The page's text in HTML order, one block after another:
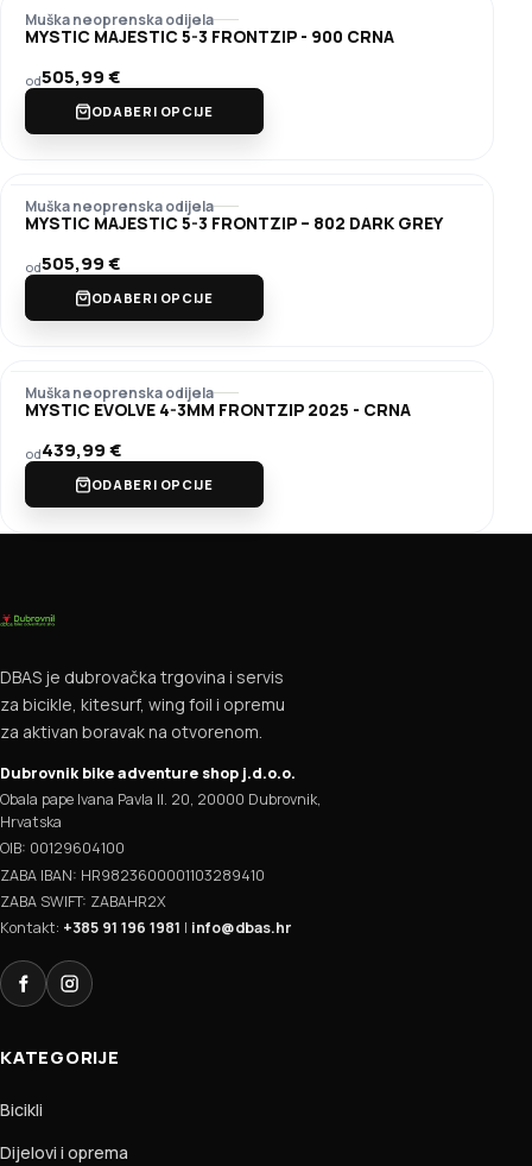
Muška neoprenska odijela
MYSTIC MAJESTIC 5-3 FRONTZIP - 900 CRNA
od505,99€
ODABERI OPCIJE
Muška neoprenska odijela
MYSTIC MAJESTIC 5-3 FRONTZIP – 802 DARK GREY
od505,99€
ODABERI OPCIJE
Muška neoprenska odijela
MYSTIC EVOLVE 4-3MM FRONTZIP 2025 - CRNA
od439,99€
ODABERI OPCIJE
DBAS je dubrovačka trgovina i servis
za bicikle, kitesurf, wing foil i opremu
za aktivan boravak na otvorenom.
Dubrovnik bike adventure shop j.d.o.o.
Obala pape Ivana Pavla II. 20, 20000 Dubrovnik,
Hrvatska
OIB: 00129604100
ZABA IBAN: HR9823600001103289410
ZABA SWIFT: ZABAHR2X
Kontakt: +385 91 196 1981 | info@dbas.hr
FacebookInstagram
KATEGORIJE
Bicikli
Dijelovi i oprema